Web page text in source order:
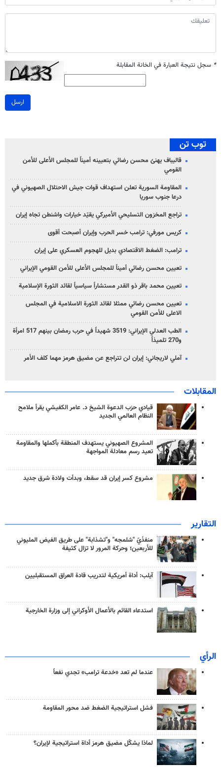
* سجل نتيجة العبارة في الخانة المقابلة
ارسل
توب تن
قاليباف يهنئ محسن رضائي بتعيينه أميناً للمجلس الأعلى للأمن
القومي
المقاومة السورية تعلن استهداف قوات جيش الاحتلال الصهيوني في
درعا جنوب سوريا
تراجع المخزون التسليحي الأميركي يقيّد خيارات واشنطن تجاه إيران
كريس مورفي: ترامب خسر الحرب وإيران أصبحت أقوى
ترامب: الضغط الاقتصادي بديل للهجوم العسكري على إيران
تعيين محسن رضائي أميناً للمجلس الأعلى للأمن القومي الإيراني
تعيين محمد باقر ذو القدر مستشاراً سياسياً لقائد الثورة الإسلامية
تعيين محسن رضائي ممثلا لقائد الثورة الاسلامية في المجلس
الاعلى للأمن القومي
الطب العدلي الإيراني: 3519 شهيداً في حرب رمضان بينهم 517 امرأة
و270 تلميذاً
آملي لاريجاني: إيران لن تتراجع عن مضيق هرمز مهما كلف الأمر
المقابلات
قيادي حزب الدعوة الشيخ د. عامر الكفيشي يقرأ ملامح
النظام العالمي الجديد
المشروع الصهيوني يستهدف المنطقة بأكملها والمقاومة
تعيد رسم معادلة المواجهة
مشروع كسر إيران قد سقط، وبدأت ولادة شرق جديد
التقارير
منفذَيّ "شلمجه" و"تشذابة" على طريق الفيض المليوني
للأربعين؛ وحركة المرور لا تزال كثيفة
آيلب: أداة أمريكية لتدريب قادة العراق المستقبليين
استدعاء القائم بالأعمال الأوكراني إلى وزارة الخارجية
الرأي
عندما لم تعد «خدعة ترامب» تجدي نفعاً
فشل استراتيجية الضغط ضد محور المقاومة
لماذا يشكّل مضيق هرمز أداة استراتيجية لإيران؟